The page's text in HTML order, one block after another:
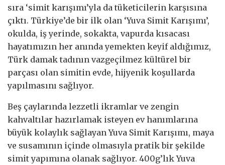
sıra ‘simit karışımı’yla da tüketicilerin karşısına
çıktı. Türkiye’de bir ilk olan ‘Yuva Simit Karışımı’,
okulda, iş yerinde, sokakta, vapurda kısacası
hayatımızın her anında yemekten keyif aldığımız,
Türk damak tadının vazgeçilmez kültürel bir
parçası olan simitin evde, hijyenik koşullarda
yapılmasını sağlıyor.
Beş çaylarında lezzetli ikramlar ve zengin
kahvaltılar hazırlamak isteyen ev hanımlarına
büyük kolaylık sağlayan Yuva Simit Karışımı, maya
ve susamının içinde olmasıyla pratik bir şekilde
simit yapımına olanak sağlıyor. 400g’lık Yuva